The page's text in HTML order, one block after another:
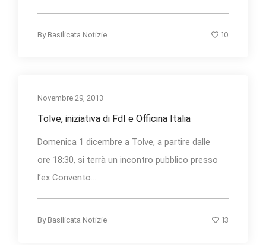
By Basilicata Notizie 10
Novembre 29, 2013
Tolve, iniziativa di FdI e Officina Italia
Domenica 1 dicembre a Tolve, a partire dalle
ore 18:30, si terrà un incontro pubblico presso
l’ex Convento...
By Basilicata Notizie 13